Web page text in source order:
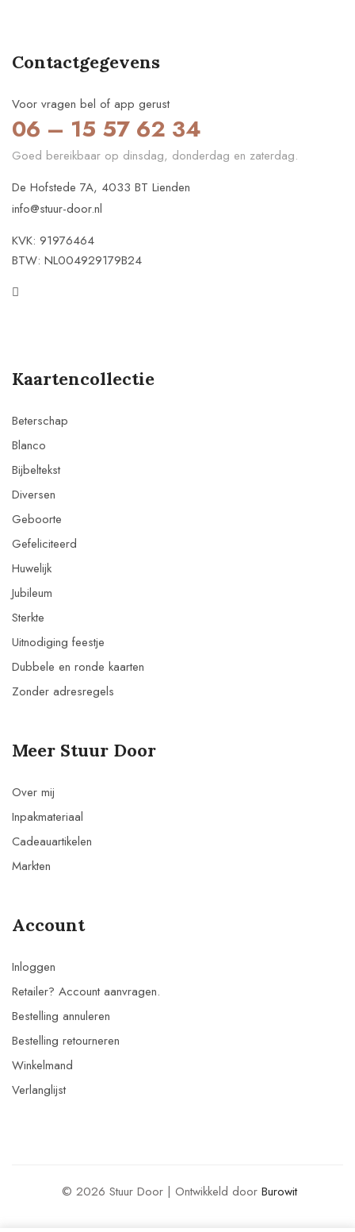
Contactgegevens
Voor vragen bel of app gerust
06 – 15 57 62 34
Goed bereikbaar op dinsdag, donderdag en zaterdag.
De Hofstede 7A, 4033 BT Lienden
info@stuur-door.nl
KVK: 91976464
BTW: NL004929179B24
Kaartencollectie
Beterschap
Blanco
Bijbeltekst
Diversen
Geboorte
Gefeliciteerd
Huwelijk
Jubileum
Sterkte
Uitnodiging feestje
Dubbele en ronde kaarten
Zonder adresregels
Meer Stuur Door
Over mij
Inpakmateriaal
Cadeauartikelen
Markten
Account
Inloggen
Retailer? Account aanvragen.
Bestelling annuleren
Bestelling retourneren
Winkelmand
Verlanglijst
© 2026 Stuur Door | Ontwikkeld door Burowit